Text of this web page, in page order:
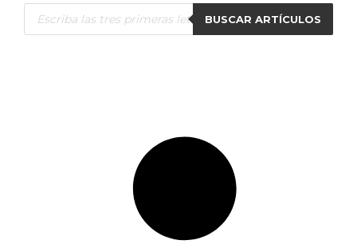
Búsqueda
de
productos
BUSCAR ARTÍCULOS